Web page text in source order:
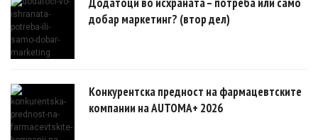
добар маркетинг? (втор дел)
Конкурентска предност на фармацевтските
компании на AUTOMA+ 2026